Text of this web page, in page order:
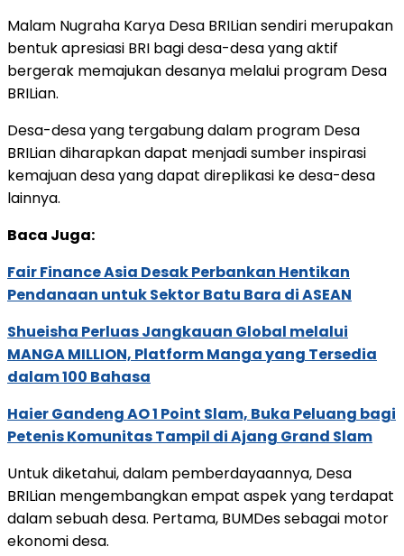
Malam Nugraha Karya Desa BRILian sendiri merupakan
bentuk apresiasi BRI bagi desa-desa yang aktif
bergerak memajukan desanya melalui program Desa
BRILian.
Desa-desa yang tergabung dalam program Desa
BRILian diharapkan dapat menjadi sumber inspirasi
kemajuan desa yang dapat direplikasi ke desa-desa
lainnya.
Baca Juga:
Fair Finance Asia Desak Perbankan Hentikan
Pendanaan untuk Sektor Batu Bara di ASEAN
Shueisha Perluas Jangkauan Global melalui
MANGA MILLION, Platform Manga yang Tersedia
dalam 100 Bahasa
Haier Gandeng AO 1 Point Slam, Buka Peluang bagi
Petenis Komunitas Tampil di Ajang Grand Slam
Untuk diketahui, dalam pemberdayaannya, Desa
BRILian mengembangkan empat aspek yang terdapat
dalam sebuah desa. Pertama, BUMDes sebagai motor
ekonomi desa.